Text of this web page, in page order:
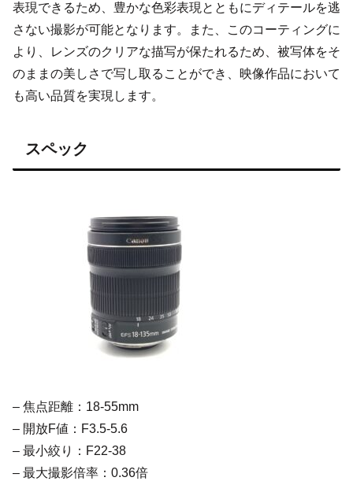
表現できるため、豊かな色彩表現とともにディテールを逃
さない撮影が可能となります。また、このコーティングに
より、レンズのクリアな描写が保たれるため、被写体をそ
のままの美しさで写し取ることができ、映像作品において
も高い品質を実現します。
スペック
– 焦点距離：18-55mm
– 開放F値：F3.5-5.6
– 最小絞り：F22-38
– 最大撮影倍率：0.36倍